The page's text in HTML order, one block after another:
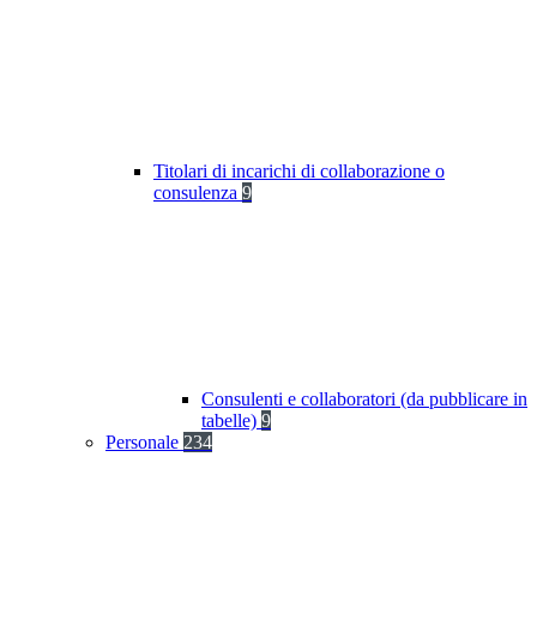
Titolari di incarichi di collaborazione o
consulenza 9
Consulenti e collaboratori (da pubblicare in
tabelle) 9
Personale 234